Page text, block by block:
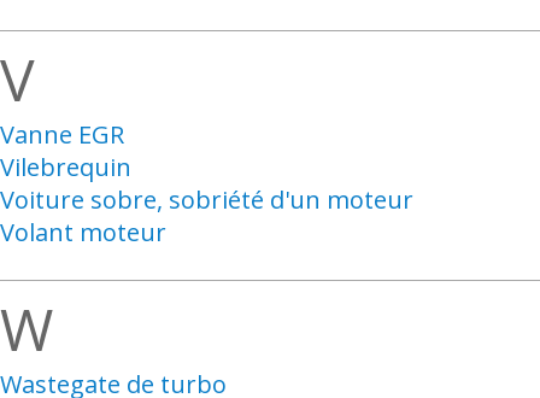
V
Vanne EGR
Vilebrequin
Voiture sobre, sobriété d'un moteur
Volant moteur
W
Wastegate de turbo